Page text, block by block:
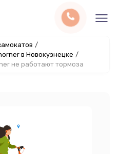
/
в Новокузнецке /
не работают тормоза